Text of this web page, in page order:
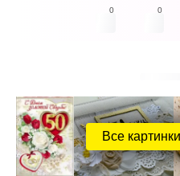
0 0
Все